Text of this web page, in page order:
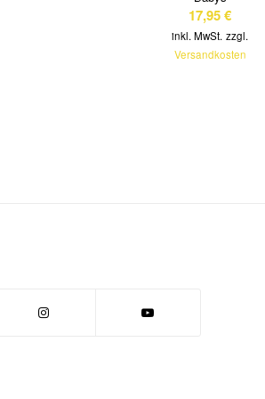
17,95€
inkl. MwSt. zzgl.
Versandkosten